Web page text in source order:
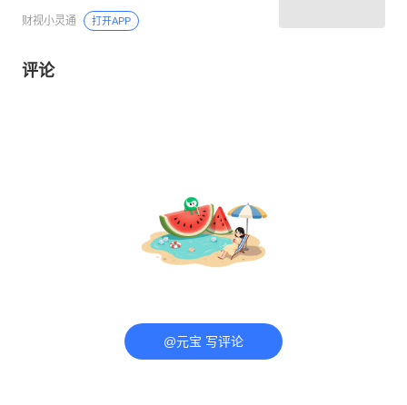
财视小灵通 打开APP
评论
@元宝 写评论